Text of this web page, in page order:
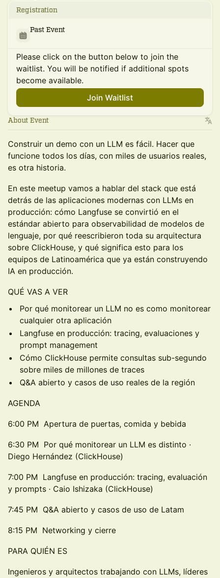
Registration
Past Event
Please click on the button below to join the
waitlist. You will be notified if additional spots
become available.
Join Waitlist
About Event
Construir un demo con un LLM es fácil. Hacer que
funcione todos los días, con miles de usuarios reales,
es otra historia.
En este meetup vamos a hablar del stack que está
detrás de las aplicaciones modernas con LLMs en
producción: cómo Langfuse se convirtió en el
estándar abierto para observabilidad de modelos de
lenguaje, por qué reescribieron toda su arquitectura
sobre ClickHouse, y qué significa esto para los
equipos de Latinoamérica que ya están construyendo
IA en producción.
QUÉ VAS A VER
Por qué monitorear un LLM no es como monitorear
cualquier otra aplicación
Langfuse en producción: tracing, evaluaciones y
prompt management
Cómo ClickHouse permite consultas sub-segundo
sobre miles de millones de traces
Q&A abierto y casos de uso reales de la región
AGENDA
6:00 PM Apertura de puertas, comida y bebida
6:30 PM Por qué monitorear un LLM es distinto ·
Diego Hernández (ClickHouse)
7:00 PM Langfuse en producción: tracing, evaluación
y prompts · Caio Ishizaka (ClickHouse)
7:45 PM Q&A abierto y casos de uso de Latam
8:15 PM Networking y cierre
PARA QUIÉN ES
Ingenieros y arquitectos trabajando con LLMs, líderes